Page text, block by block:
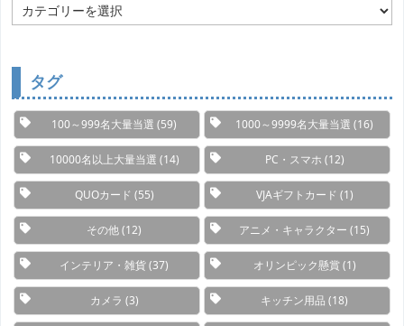
テ
タグ
100～999名大量当選 (59) 1000～9999名大量当選 (16)
10000名以上大量当選 (14) PC・スマホ (12)
QUOカード (55) VJAギフトカード (1)
その他(12) アニメ・キャラクター (15)
インテリア・雑貨(37) オリンピック懸賞(1)
カメラ (3) キッチン用品 (18)